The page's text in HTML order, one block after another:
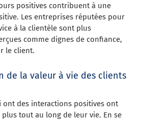
positives contribuent à une
Les entreprises réputées pour
à la clientèle sont plus
comme dignes de confiance,
le client.
de la valeur à vie des clients
ont des interactions positives ont
tout au long de leur vie. En se